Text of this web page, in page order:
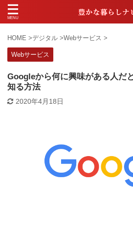
HOME >デジタル >Webサービス >
Webサービス
Googleから何に興味がある人だ
知る方法
2020年4月18日